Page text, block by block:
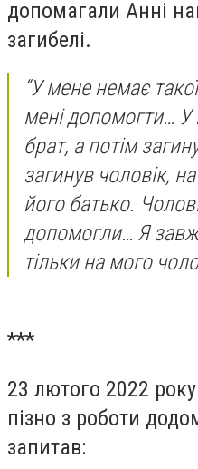
допомагали Анні
загибелі.
“У мене немає
мені допомогти… У
брат, а потім
загинув чоловік,
його батько.
допомогли… Я
тільки на мого
***
23 лютого 2022
пізно з роботи
запитав: